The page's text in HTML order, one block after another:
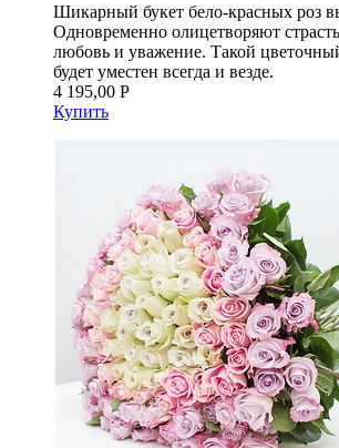
Шикарный букет бело-красных роз
Одновременно олицетворяют
любовь и уважение. Такой
будет уместен всегда и везде.
4 195,00 Р
Купить